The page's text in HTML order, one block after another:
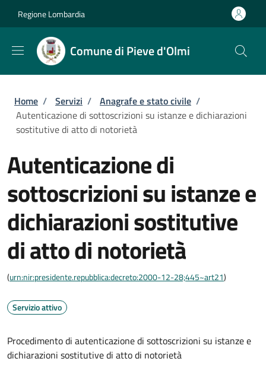
Regione Lombardia
Comune di Pieve d'Olmi
Briciole di pane
Home / Servizi / Anagrafe e stato civile /
Autenticazione di sottoscrizioni su istanze e dichiarazioni
sostitutive di atto di notorietà
Autenticazione di
sottoscrizioni su istanze e
dichiarazioni sostitutive
di atto di notorietà
(urn:nir:presidente.repubblica:decreto:2000-12-28;445~art21)
Servizio attivo
Procedimento di autenticazione di sottoscrizioni su istanze e
dichiarazioni sostitutive di atto di notorietà